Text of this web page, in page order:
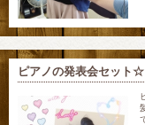
ピアノの発表会セット☆